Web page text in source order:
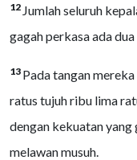
12 Jumlah seluruh
gagah perkasa ada
13 Pada tangan
ratus tujuh ribu lima
dengan kekuatan
melawan musuh.